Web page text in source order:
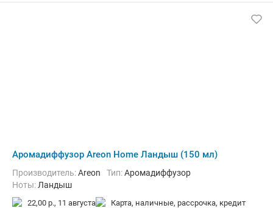
Аромадиффузор Areon Home Ландыш (150 мл)
Производитель:Areon Тип:Аромадиффузор
Ноты: Ландыш
22,00 р., 11 августа карта, наличные, рассрочка, кредит